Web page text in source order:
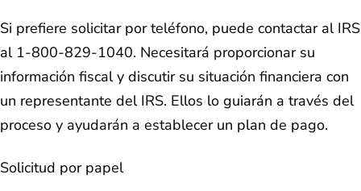
Si prefiere solicitar por teléfono, puede contactar al IRS
al 1-800-829-1040. Necesitará proporcionar su
información fiscal y discutir su situación financiera con
un representante del IRS. Ellos lo guiarán a través del
proceso y ayudarán a establecer un plan de pago.
Solicitud por papel